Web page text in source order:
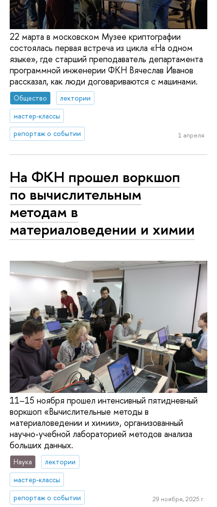
22 марта в московском Музее криптографии
состоялась первая встреча из цикла «На одном
языке», где старший преподаватель департамента
программной инженерии ФКН Вячеслав Иванов
рассказал, как люди договариваются с машинами.
Общество
лектории
мастер-классы
репортаж о событии
1 апреля
На ФКН прошел воркшоп
по вычислительным
методам в
материаловедении и химии
11–15 ноября прошел интенсивный пятидневный
воркшоп «Вычислительные методы в
материаловедении и химии», организованный
научно-учебной лабораторией методов анализа
больших данных.
Наука
лектории
мастер-классы
репортаж о событии
29 ноября, 2025 г.